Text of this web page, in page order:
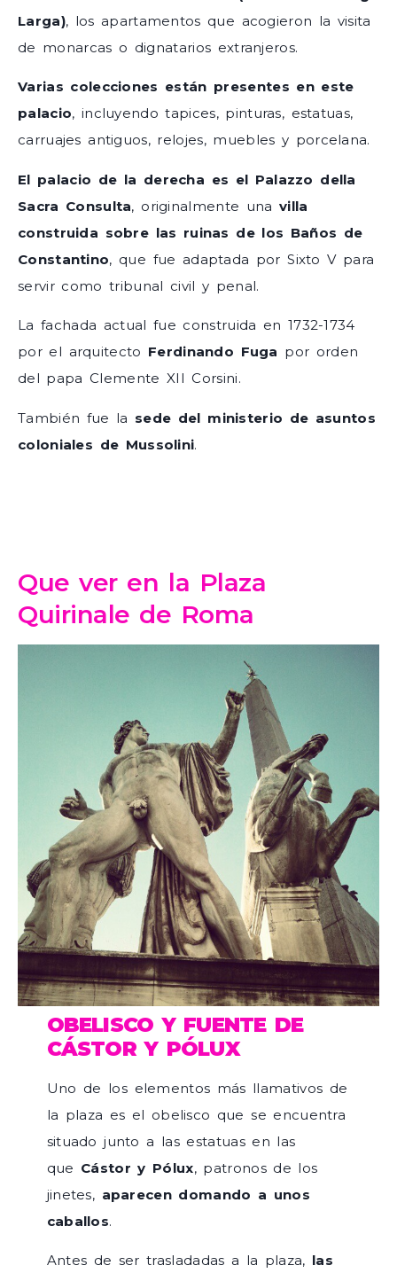
Larga), los apartamentos que acogieron la visita
de monarcas o dignatarios extranjeros.
Varias colecciones están presentes en este
palacio, incluyendo tapices, pinturas, estatuas,
carruajes antiguos, relojes, muebles y porcelana.
El palacio de la derecha es el Palazzo della
Sacra Consulta, originalmente unavilla
construida sobre las ruinas de los Baños de
Constantino, que fue adaptada por Sixto V para
servir como tribunal civil y penal.
La fachada actual fue construida en 1732-1734
por el arquitecto Ferdinando Fuga por orden
del papa Clemente XII Corsini.
También fue la sede del ministerio de asuntos
coloniales de Mussolini.
Que ver en la Plaza
Quirinale de Roma
OBELISCO Y FUENTE DE
CÁSTOR Y PÓLUX
Uno de los elementos más llamativos de
la plaza es el obelisco que se encuentra
situado junto a las estatuas en las
que Cástor y Pólux, patronos de los
jinetes, aparecen domando a unos
caballos.
Antes de ser trasladadas a la plaza, las